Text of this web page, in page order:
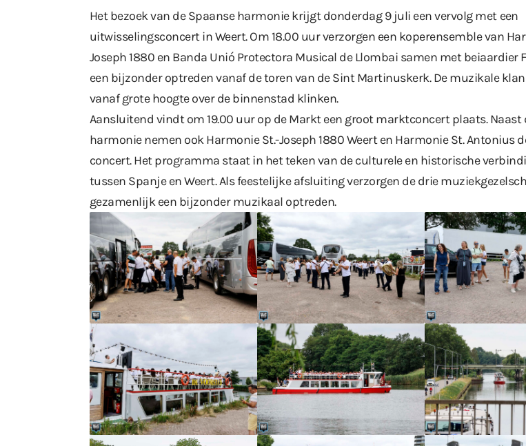
Het bezoek van de Spaanse harmonie krijgt donderdag 9 juli een vervolg met een
uitwisselingsconcertin Weert. Om 18.00 uur verzorgen een koperensemble van
Joseph 1880 en Banda Unió Protectora Musical de Llombai samen met beiaardier
een bijzonder optreden vanaf de toren van de Sint Martinuskerk. De muzikale
vanaf grote hoogte over de binnenstad klinken.
Aansluitend vindt om 19.00 uur op de Markt een groot marktconcert plaats. Naast
harmonie nemen ook Harmonie St.-Joseph 1880 Weert en Harmonie St. Antonius
concert. Het programma staat in het teken van de culturele en historische
tussen Spanje en Weert. Als feestelijke afsluiting verzorgen de drie
gezamenlijk een bijzonder muzikaal optreden.